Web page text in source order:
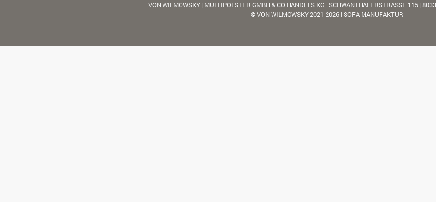
VON WILMOWSKY | MULTIPOLSTER GMBH & CO HANDELS KG | SCHWANTHALERSTRASSE 115 |
© VON WILMOWSKY 2021-2026 | SOFA MANUFAKTUR